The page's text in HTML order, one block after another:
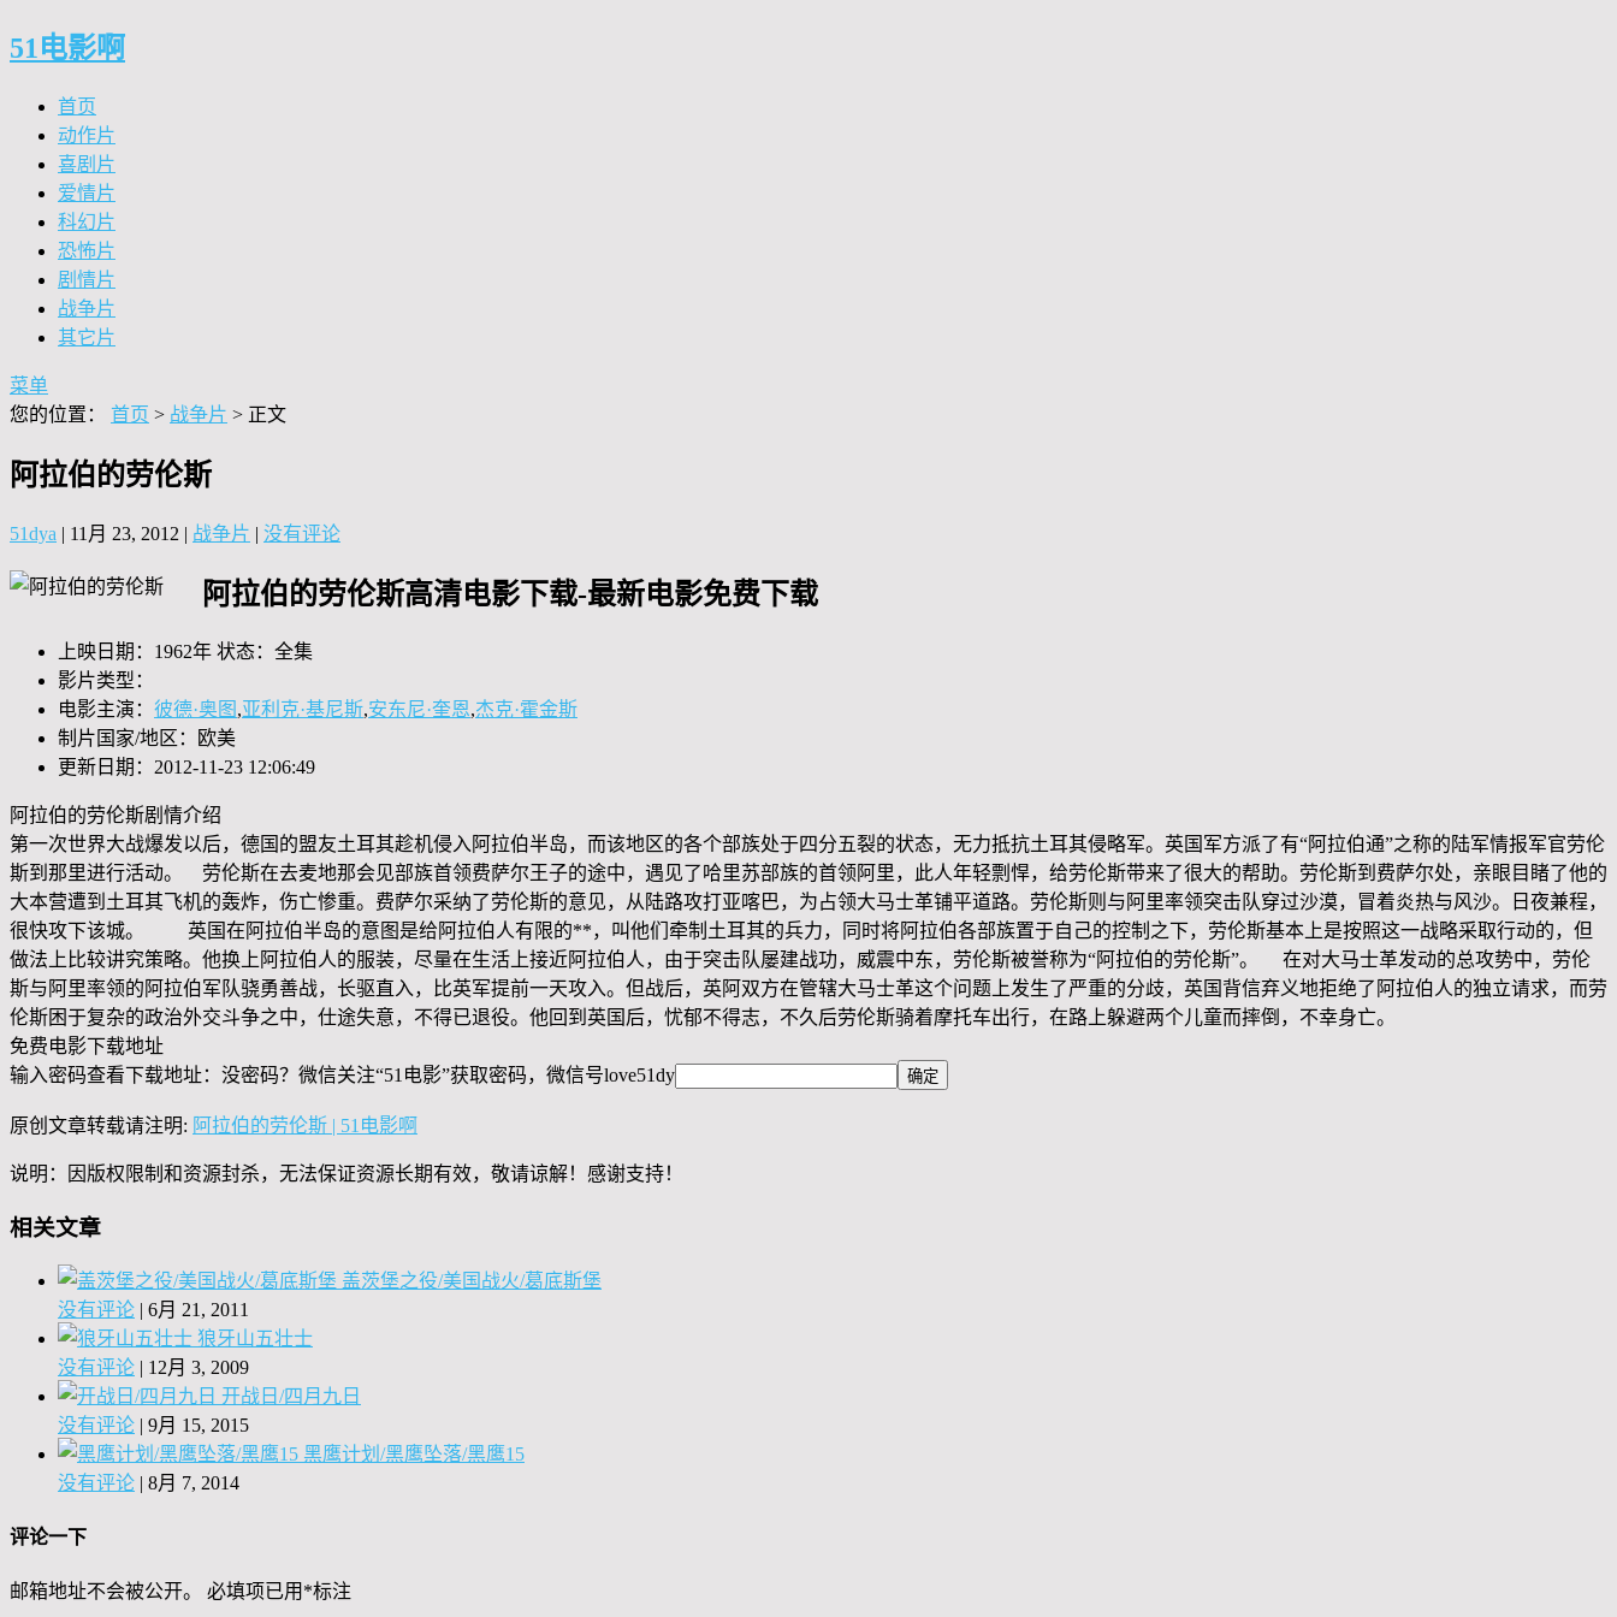
51电影啊
首页
动作片
喜剧片
爱情片
科幻片
恐怖片
剧情片
战争片
其它片
菜单
您的位置： 首页 > 战争片 > 正文
阿拉伯的劳伦斯
51dya | 11月 23, 2012 | 战争片 | 没有评论
阿拉伯的劳伦斯高清电影下载-最新电影免费下载
上映日期：1962年 状态：全集
影片类型：
电影主演： 彼德·奥图 ,亚利克·基尼斯,安东尼·奎恩,杰克·霍金斯
制片国家/地区：欧美
更新日期：2012-11-23 12:06:49
阿拉伯的劳伦斯剧情介绍
第一次世界大战爆发以后，德国的盟友土耳其趁机侵入阿拉伯半岛，而该地区的各个部族处于四分五裂的状态，无力抵抗土耳其侵略军。英国军方派了有“阿拉伯通”之称的陆军情报军官劳伦
斯到那里进行活动。 劳伦斯在去麦地那会见部族首领费萨尔王子的途中，遇见了哈里苏部族的首领阿里，此人年轻剽悍，给劳伦斯带来了很大的帮助。劳伦斯到费萨尔处，亲眼目睹了他的
大本营遭到土耳其飞机的轰炸，伤亡惨重。费萨尔采纳了劳伦斯的意见，从陆路攻打亚喀巴，为占领大马士革铺平道路。劳伦斯则与阿里率领突击队穿过沙漠，冒着炎热与风沙。日夜兼程，
很快攻下该城。 英国在阿拉伯半岛的意图是给阿拉伯人有限的**，叫他们牵制土耳其的兵力，同时将阿拉伯各部族置于自己的控制之下，劳伦斯基本上是按照这一战略采取行动的，但
做法上比较讲究策略。他换上阿拉伯人的服装，尽量在生活上接近阿拉伯人，由于突击队屡建战功，威震中东，劳伦斯被誉称为“阿拉伯的劳伦斯”。 在对大马士革发动的总攻势中，劳伦
斯与阿里率领的阿拉伯军队骁勇善战，长驱直入，比英军提前一天攻入。但战后，英阿双方在管辖大马士革这个问题上发生了严重的分歧，英国背信弃义地拒绝了阿拉伯人的独立请求，而劳
伦斯困于复杂的政治外交斗争之中，仕途失意，不得已退役。他回到英国后，忧郁不得志，不久后劳伦斯骑着摩托车出行，在路上躲避两个儿童而摔倒，不幸身亡。
免费电影下载地址
输入密码查看下载地址：没密码？微信关注“51电影”获取密码，微信号love51dy
原创文章转载请注明: 阿拉伯的劳伦斯 | 51电影啊
说明：因版权限制和资源封杀，无法保证资源长期有效，敬请谅解！感谢支持！
相关文章
盖茨堡之役/美国战火/葛底斯堡
没有评论 | 6月 21, 2011
狼牙山五壮士
没有评论 | 12月 3, 2009
开战日/四月九日
没有评论 | 9月 15, 2015
黑鹰计划/黑鹰坠落/黑鹰15
没有评论 | 8月 7, 2014
评论一下
邮箱地址不会被公开。 必填项已用 *标注